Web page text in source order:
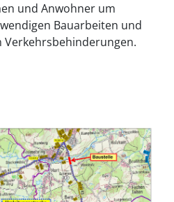
und Anwohner um
Bauarbeiten und